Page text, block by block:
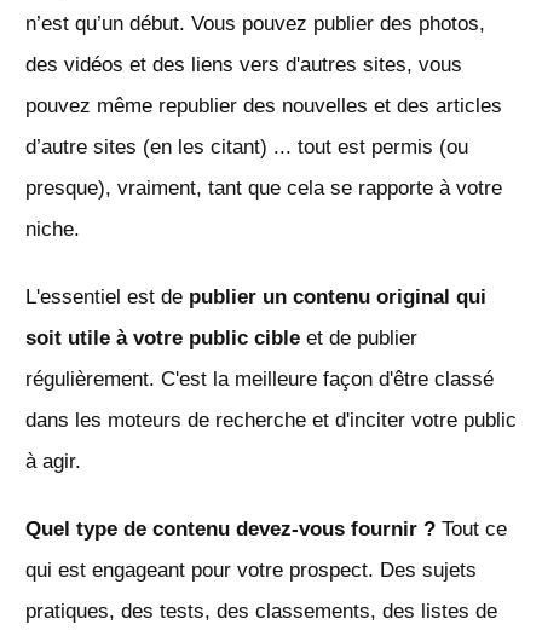
n’est qu’un début. Vous pouvez publier des photos,
des vidéos et des liens vers d'autres sites, vous
pouvez même republier des nouvelles et des articles
d’autre sites (en les citant) ... tout est permis (ou
presque), vraiment, tant que cela se rapporte à votre
niche.
L'essentiel est de publier un contenu original qui
soit utile à votre public cible et de publier
régulièrement. C'est la meilleure façon d'être classé
dans les moteurs de recherche et d'inciter votre public
à agir.
Quel type de contenu devez-vous fournir ? Tout ce
qui est engageant pour votre prospect. Des sujets
pratiques, des tests, des classements, des listes de